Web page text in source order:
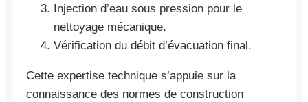
Injection d’eau sous pression pour le
nettoyage mécanique.
Vérification du débit d’évacuation final.
Cette expertise technique s’appuie sur la
connaissance des normes de construction